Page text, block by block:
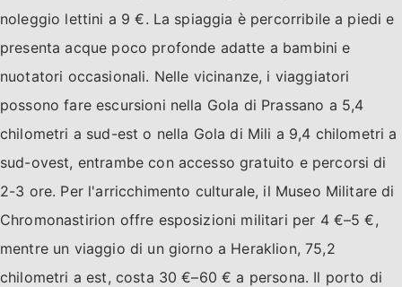
noleggio lettini a 9 €. La spiaggia è percorribile a piedi e
presenta acque poco profonde adatte a bambini e
nuotatori occasionali. Nelle vicinanze, i viaggiatori
possono fare escursioni nella Gola di Prassano a 5,4
chilometri a sud-est o nella Gola di Mili a 9,4 chilometri a
sud-ovest, entrambe con accesso gratuito e percorsi di
2-3 ore. Per l'arricchimento culturale, il Museo Militare di
Chromonastirion offre esposizioni militari per 4 €–5 €,
mentre un viaggio di un giorno a Heraklion, 75,2
chilometri a est, costa 30 €–60 € a persona. Il porto di